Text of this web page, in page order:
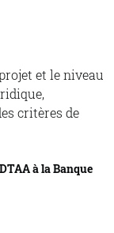
et le niveau
critères de
à la Banque